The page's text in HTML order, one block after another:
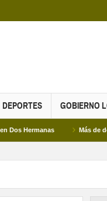
DEPORTES GOBIERNO
Más de dos mil